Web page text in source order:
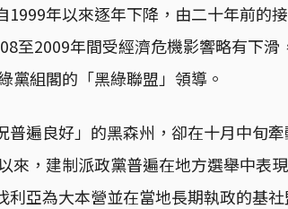
年以來逐年下降，由二十年前的
至2009年間受經濟危機影響略有下滑
黨組閣的「黑綠聯盟」領導。
遍良好」的黑森州，卻在十月中旬
來，建制派政黨普遍在地方選舉中表
亞為大本營並在當地長期執政的基